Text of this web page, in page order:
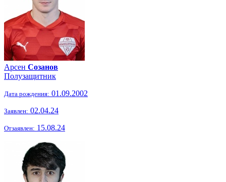
Арсен Созанов
Полузащитник
Дата рождения: 01.09.2002
Заявлен: 02.04.24
Отзаявлен: 15.08.24